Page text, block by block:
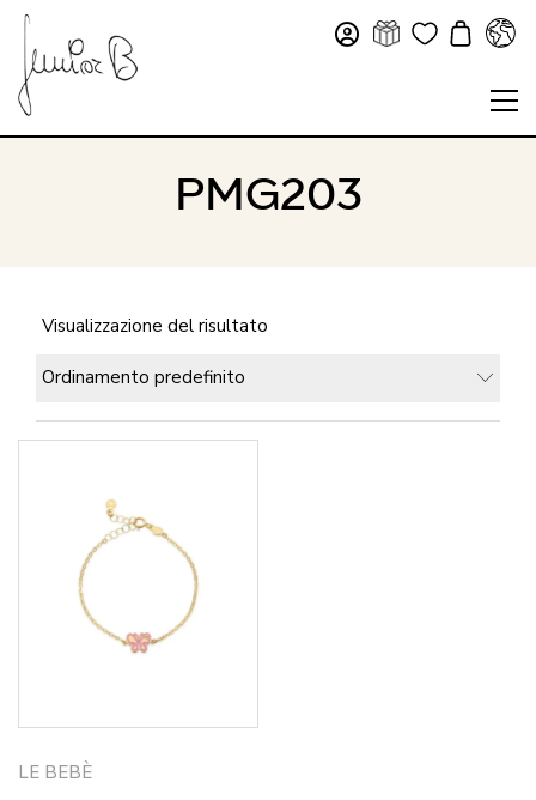
PMG203
Visualizzazione del risultato
Ordinamento predefinito
LE BEBÈ